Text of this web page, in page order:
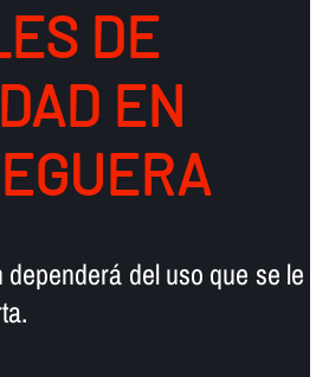
DE
EN
del uso que se le